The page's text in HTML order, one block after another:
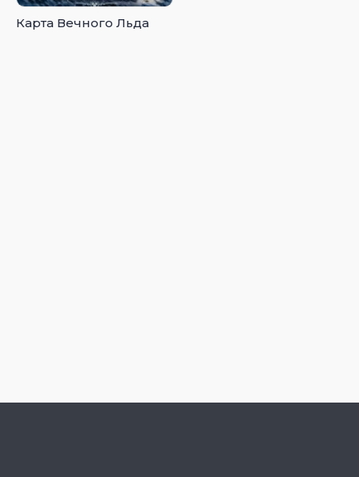
Карта Вечного Льда